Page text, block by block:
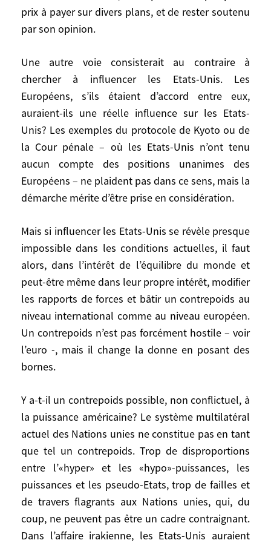
prix à payer sur divers plans, et de rester soutenu
par son opinion.
Une autre voie consisterait au contraire à
chercher à influencer les Etats-Unis. Les
Européens, s’ils étaient d’accord entre eux,
auraient-ils une réelle influence sur les Etats-
Unis? Les exemples du protocole de Kyoto ou de
la Cour pénale – où les Etats-Unis n’ont tenu
aucun compte des positions unanimes des
Européens – ne plaident pas dans ce sens, mais la
démarche mérite d’être prise en considération.
Mais si influencer les Etats-Unis se révèle presque
impossible dans les conditions actuelles, il faut
alors, dans l’intérêt de l’équilibre du monde et
peut-être même dans leur propre intérêt, modifier
les rapports de forces et bâtir un contrepoids au
niveau international comme au niveau européen.
Un contrepoids n’est pas forcément hostile – voir
l’euro -, mais il change la donne en posant des
bornes.
Y a-t-il un contrepoids possible, non conflictuel, à
la puissance américaine? Le système multilatéral
actuel des Nations unies ne constitue pas en tant
que tel un contrepoids. Trop de disproportions
entre l’«hyper» et les «hypo»-puissances, les
puissances et les pseudo-Etats, trop de failles et
de travers flagrants aux Nations unies, qui, du
coup, ne peuvent pas être un cadre contraignant.
Dans l’affaire irakienne, les Etats-Unis auraient
Unis au sens le plus large du terme. Que
les Etats-Unis aient intérêt à un meilleur
évident. Qu’ils soient prêts au decision
sharing (partage de la décision), rien ne le
laisse prévoir. Même échaudés par l’Irak et
moins aveuglés par leur puissance
militaire, ils ne seraient pas pour autant
ramenés à un vrai multilatéralisme. Si le
phénomène est durable, quelles options
nous sont alors ouvertes? Nous pourrions
estimer indispensable de nous y opposer
systématiquement, même sans espérer un
la négation par cette administration
américaine de l’idée même de
communauté internationale et de règles
multilatérales est proprement
inacceptable. Dans cette hypothèse, il est
plusieurs façons de s’opposer, depuis la
simple désapprobation de principe jusqu’à
la mobilisation générale des opposants, en
être capable de tenir bon aussi longtemps
que nécessaire, y compris dans une
certaine solitude, de ne pas être surpris
par le prix à payer sur divers plans, et de
rester soutenu par son opinion.
Une autre voie consisterait au contraire à
chercher à influencer les Etats-Unis. Les
Européens, s’ils étaient d’accord entre eux,
auraient-ils une réelle influence sur les